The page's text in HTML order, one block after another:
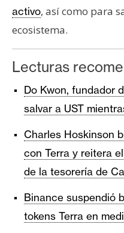
activo, así como para
ecosistema.
Lecturas
Do Kwon, fundador
salvar a UST
Charles Hoskinson
con Terra y reitera
de la tesorería de
Binance suspendió
tokens Terra en